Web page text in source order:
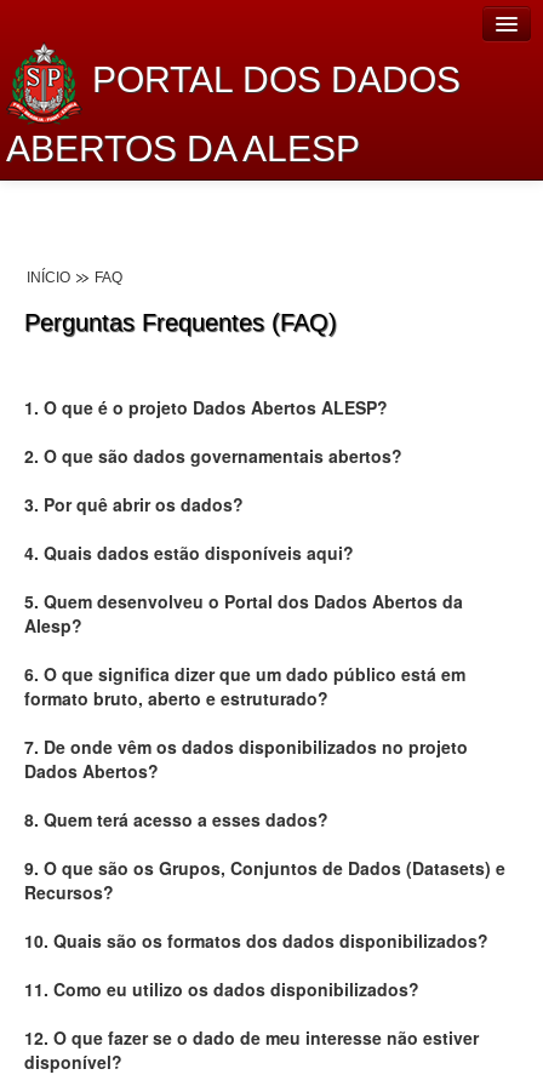
PORTAL DOS DADOS
ABERTOS DA ALESP
Lei de Acesso à Informação
Administração
Legislação
Perguntas frequentes
Contato
INÍCIO FAQ
Perguntas Frequentes (FAQ)
1. O que é o projeto Dados Abertos ALESP?
2. O que são dados governamentais abertos?
3. Por quê abrir os dados?
4. Quais dados estão disponíveis aqui?
5. Quem desenvolveu o Portal dos Dados Abertos da
Alesp?
6. O que significa dizer que um dado público está em
formato bruto, aberto e estruturado?
7. De onde vêm os dados disponibilizados no projeto
Dados Abertos?
8. Quem terá acesso a esses dados?
9. O que são os Grupos, Conjuntos de Dados (Datasets) e
Recursos?
10. Quais são os formatos dos dados disponibilizados?
11. Como eu utilizo os dados disponibilizados?
12. O que fazer se o dado de meu interesse não estiver
disponível?